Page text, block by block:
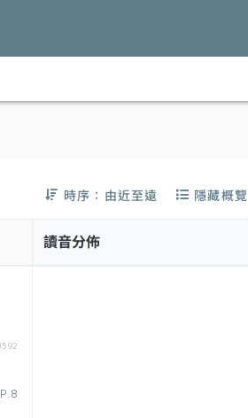
時序：由近至遠 隱藏概覽
P.8
讀音分佈